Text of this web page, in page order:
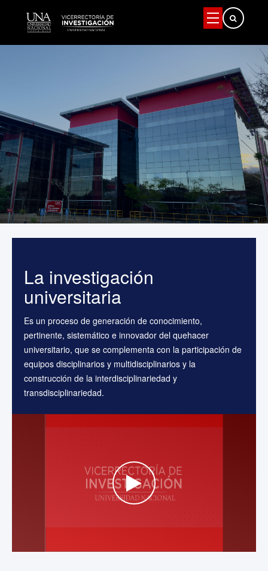
La investigación
universitaria
Es un proceso de generación de conocimiento,
pertinente, sistemático e innovador del quehacer
universitario, que se complementa con la participación de
equipos disciplinarios y multidisciplinarios y la
construcción de la interdisciplinariedad y
transdisciplinariedad.
WATCH THE VIDEO